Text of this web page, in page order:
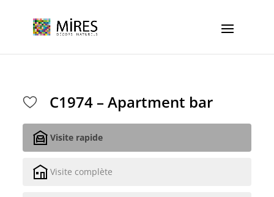
C1974 – Apartment bar
Visite rapide
Visite complète